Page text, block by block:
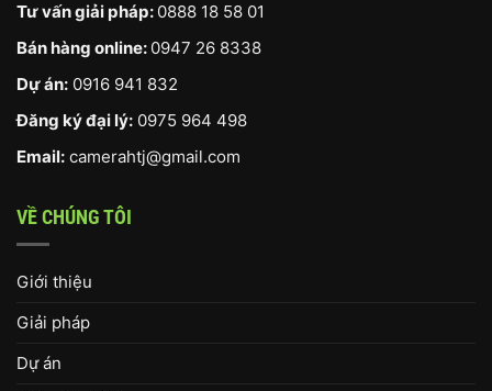
Tư vấn giải pháp: 0888 18 58 01
Bán hàng online: 0947 26 8338
Dự án: 0916 941 832
Đăng ký đại lý: 0975 964 498
Email: camerahtj@gmail.com
VỀ CHÚNG TÔI
Giới thiệu
Giải pháp
Dự án